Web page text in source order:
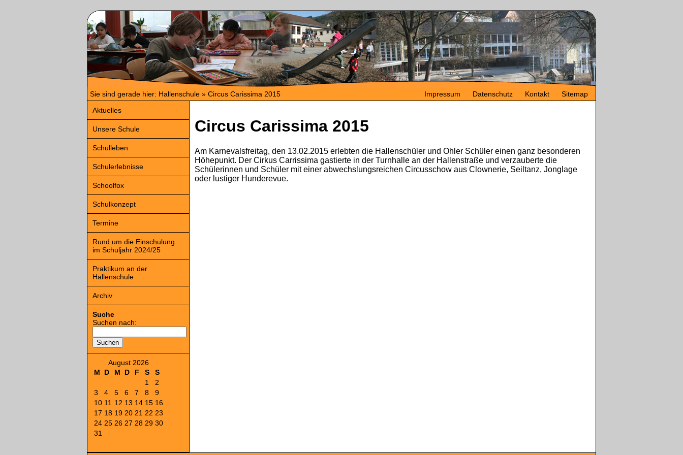
Impressum Datenschutz Kontakt Sitemap
Sie sind gerade hier: Hallenschule » Circus Carissima 2015
Aktuelles
Unsere Schule
Schulleben
Schulerlebnisse
Schoolfox
Schulkonzept
Termine
Rund um die Einschulung
im Schuljahr 2024/25
Praktikum an der
Hallenschule
Archiv
Suche
Suchen nach:
August 2026
M
D M D F S
S
1
2
3
4 5 6 7 8
9
10 11 12 13 14 15 16
17 18 19 20 21 22 23
24 25 26 27 28 29 30
31
Circus Carissima 2015
Am Karnevalsfreitag, den 13.02.2015 erlebten die Hallenschüler und Ohler Schüler einen ganz besonderen
Höhepunkt. Der Cirkus Carrissima gastierte in der Turnhalle an der Hallenstraße und verzauberte die
Schülerinnen und Schüler mit einer abwechslungsreichen Circusschow aus Clownerie, Seiltanz, Jonglage
oder lustiger Hunderevue.